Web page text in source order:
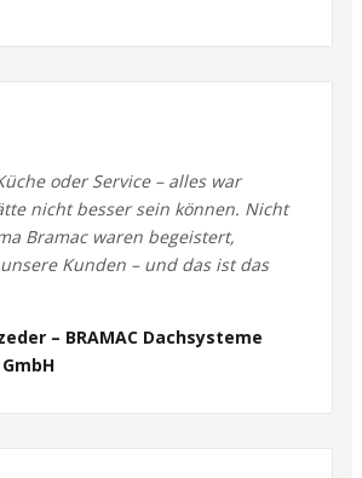
oder Service – alles war
nicht besser sein können. Nicht
Bramac waren begeistert,
Kunden – und das ist das
– BRAMAC Dachsysteme